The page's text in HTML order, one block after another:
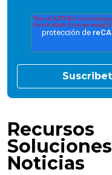
Recursos
Soluciones
Noticias